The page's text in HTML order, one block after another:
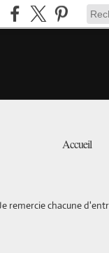
Accueil
remercie chacune